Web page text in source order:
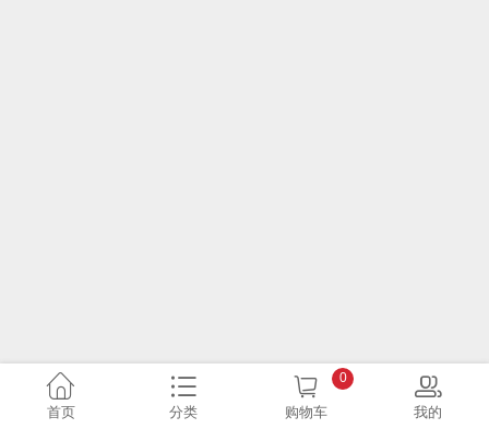
首页 分类 购物车
0
我的